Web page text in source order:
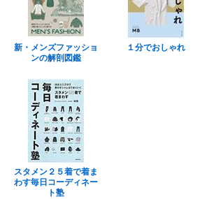
新・メンズファッショ
ンの解剖図鑑
１分でおしゃれ
スタメン２５着で着ま
わす毎日コーディネー
ト塾